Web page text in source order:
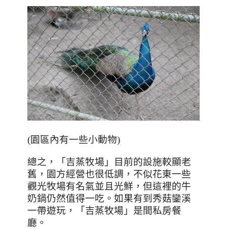
(園區內有一些小動物)
總之，「吉蒸牧場」目前的設施較顯老
舊，園方經營也很低調，不似花東一些
觀光牧場有名氣並且光鮮，但這裡的牛
奶鍋仍然值得一吃。如果有到秀菇鑾溪
一帶遊玩，「吉蒸牧場」是間私房餐
廳。